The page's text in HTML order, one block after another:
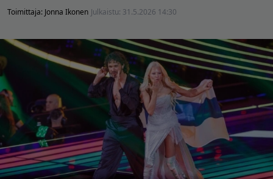
Toimittaja: Jonna Ikonen Julkaistu: 31.5.2026 14:30